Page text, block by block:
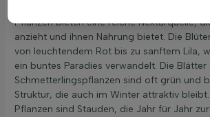
Pflanzen bieten eine reiche Nektarquelle,
anzieht und ihnen Nahrung bietet. Die
von leuchtendem Rot bis zu sanftem Lila,
ein buntes Paradies verwandelt. Die Blätter
Schmetterlingspflanzen sind oft grün und
Struktur, die auch im Winter attraktiv
Pflanzen sind Stauden, die Jahr für Jahr